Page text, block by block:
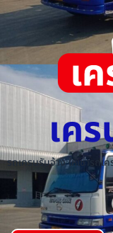
เค
รถเครนรับจ้าง ให้เช่ารถ